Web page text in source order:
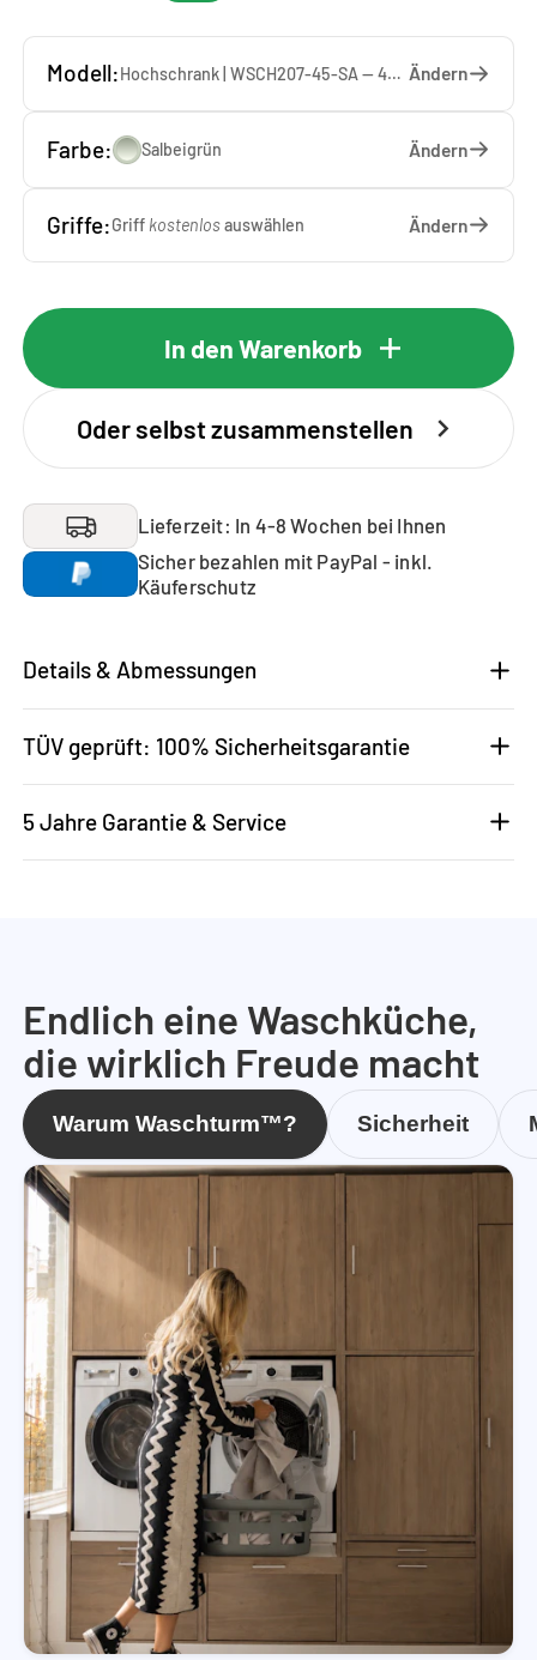
Modell: Hochschrank | WSCH207-45-SA — 45 x 207 x 65 cm Ändern
Farbe: Salbeigrün Ändern
Griffe:Griff kostenlosauswählen Ändern
In den Warenkorb
Oder selbst zusammenstellen
Lieferzeit: In 4-8 Wochen bei Ihnen
Sicher bezahlen mit PayPal - inkl.
Käuferschutz
Details & Abmessungen
TÜV geprüft: 100% Sicherheitsgarantie
5 Jahre Garantie & Service
Endlich eine Waschküche,
die wirklich Freude macht
Warum Waschturm™? Sicherheit